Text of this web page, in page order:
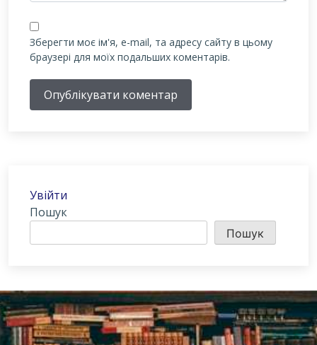
Зберегти моє ім'я, e-mail, та адресу сайту в цьому
браузері для моїх подальших коментарів.
Опублікувати коментар
Увійти
Пошук
Пошук